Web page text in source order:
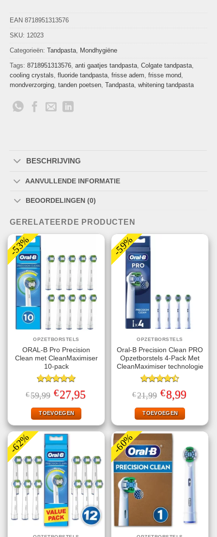
EAN 8718951313576
SKU: 12023
Categorieën: Tandpasta, Mondhygiëne
Tags: 8718951313576, anti gaatjes tandpasta, Colgate tandpasta,
cooling crystals, fluoride tandpasta, frisse adem, frisse mond,
mondverzorging, tanden poetsen, Tandpasta, whitening tandpasta
BESCHRIJVING
AANVULLENDE INFORMATIE
BEOORDELINGEN (0)
GERELATEERDE PRODUCTEN
-53%
OPZETBORSTELS
ORAL-B Pro Precision
Clean met CleanMaximiser
10-pack
Gewaardeerd
5.00uit 5
€59,99 Oorspronkelijke
prijs
was:
€59,99.
€27,95prijs
TOEVOEGEN
-59%
OPZETBORSTELS
Oral-B Precision Clean PRO
Opzetborstels 4-Pack Met
CleanMaximiser technologie
Gewaardeerd
4.50uit 5
€21,99 Oorspronkelijke
prijs
was:
€21,99.
€8,99Huidige
prijs
TOEVOEGEN
-62% -60%